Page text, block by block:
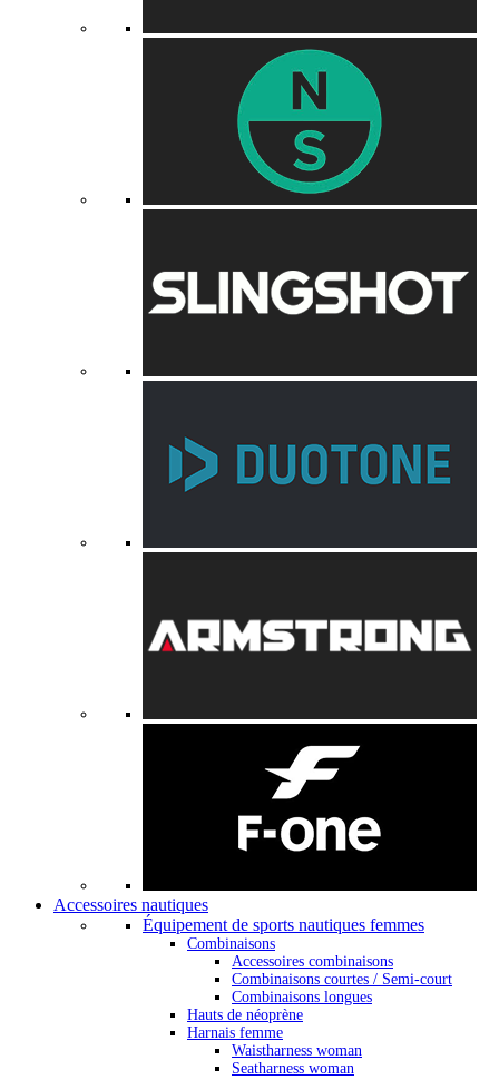
Accessoires nautiques
Équipement de sports nautiques femmes
Combinaisons
Accessoires combinaisons
Combinaisons courtes / Semi-court
Combinaisons longues
Hauts de néoprène
Harnais femme
Waistharness woman
Seatharness woman